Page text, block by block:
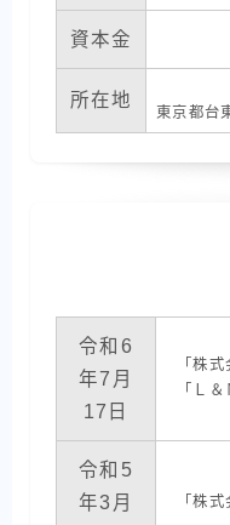
標準型シャトル
重量型シャトル
薄型シャトル
AMR (自律走行搬
電力
衣類品製造
イベント
資本金
所在地
東京都台
令和6
年7月
17日
「株
「Ｌ
令和5
年3月
「株